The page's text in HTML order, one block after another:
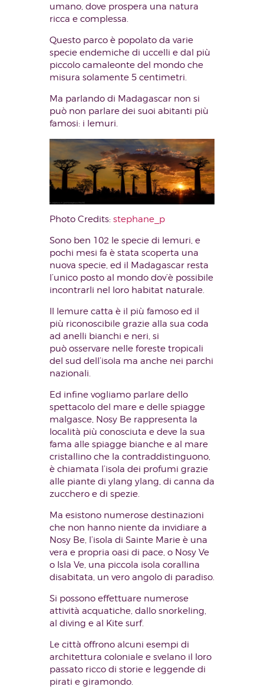
umano, dove prospera una natura
ricca e complessa.
Questo parco è popolato da varie
specie endemiche di uccelli e dal più
piccolo camaleonte del mondo che
misura solamente 5 centimetri.
Ma parlando di Madagascar non si
può non parlare dei suoi abitanti più
famosi: i lemuri.
Photo Credits: stephane_p
Sono ben 102 le specie di lemuri, e
pochi mesi fa è stata scoperta una
nuova specie, ed il Madagascar resta
l’unico posto al mondo dov’è possibile
incontrarli nel loro habitat naturale.
Il lemure catta è il più famoso ed il
più riconoscibile grazie alla sua coda
ad anelli bianchi e neri, si
può osservare nelle foreste tropicali
del sud dell’isola ma anche nei parchi
nazionali.
Ed infine vogliamo parlare dello
spettacolo del mare e delle spiagge
malgasce, Nosy Be rappresenta la
località più conosciuta e deve la sua
fama alle spiagge bianche e al mare
cristallino che la contraddistinguono,
è chiamata l’isola dei profumi grazie
alle piante di ylang ylang, di canna da
zucchero e di spezie.
Ma esistono numerose destinazioni
che non hanno niente da invidiare a
Nosy Be, l’isola di Sainte Marie è una
vera e propria oasi di pace, o Nosy Ve
o Isla Ve, una piccola isola corallina
disabitata, un vero angolo di paradiso.
Si possono effettuare numerose
attività acquatiche, dallo snorkeling,
al diving e al Kite surf.
Le città offrono alcuni esempi di
architettura coloniale e svelano il loro
passato ricco di storie e leggende di
pirati e giramondo.